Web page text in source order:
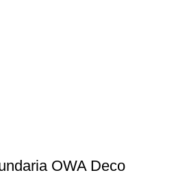
OWA Deco